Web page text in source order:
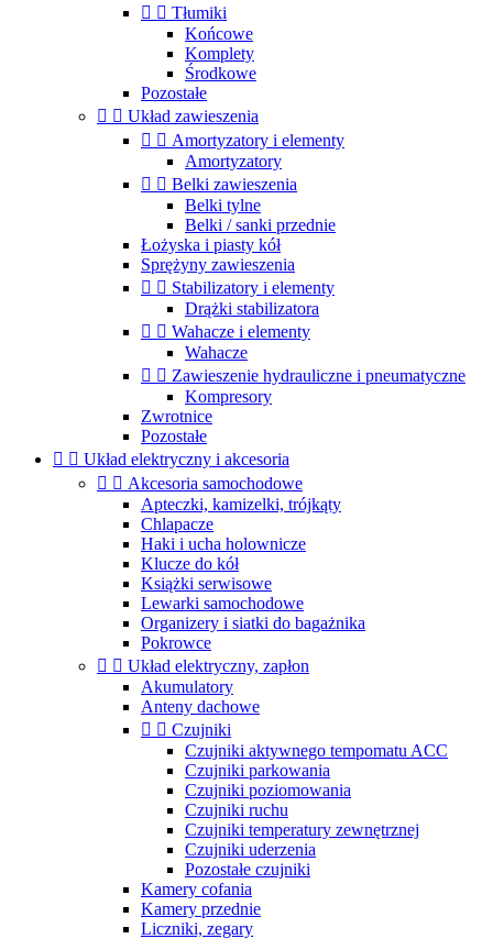
  Tłumiki
Końcowe
Komplety
Środkowe
Pozostałe
  Układ zawieszenia
  Amortyzatory i elementy
Amortyzatory
  Belki zawieszenia
Belki tylne
Belki / sanki przednie
Łożyska i piasty kół
Sprężyny zawieszenia
  Stabilizatory i elementy
Drążki stabilizatora
  Wahacze i elementy
Wahacze
  Zawieszenie hydrauliczne i pneumatyczne
Kompresory
Zwrotnice
Pozostałe
  Układ elektryczny i akcesoria
  Akcesoria samochodowe
Apteczki, kamizelki, trójkąty
Chlapacze
Haki i ucha holownicze
Klucze do kół
Książki serwisowe
Lewarki samochodowe
Organizery i siatki do bagażnika
Pokrowce
  Układ elektryczny, zapłon
Akumulatory
Anteny dachowe
  Czujniki
Czujniki aktywnego tempomatu ACC
Czujniki parkowania
Czujniki poziomowania
Czujniki ruchu
Czujniki temperatury zewnętrznej
Czujniki uderzenia
Pozostałe czujniki
Kamery cofania
Kamery przednie
Liczniki, zegary